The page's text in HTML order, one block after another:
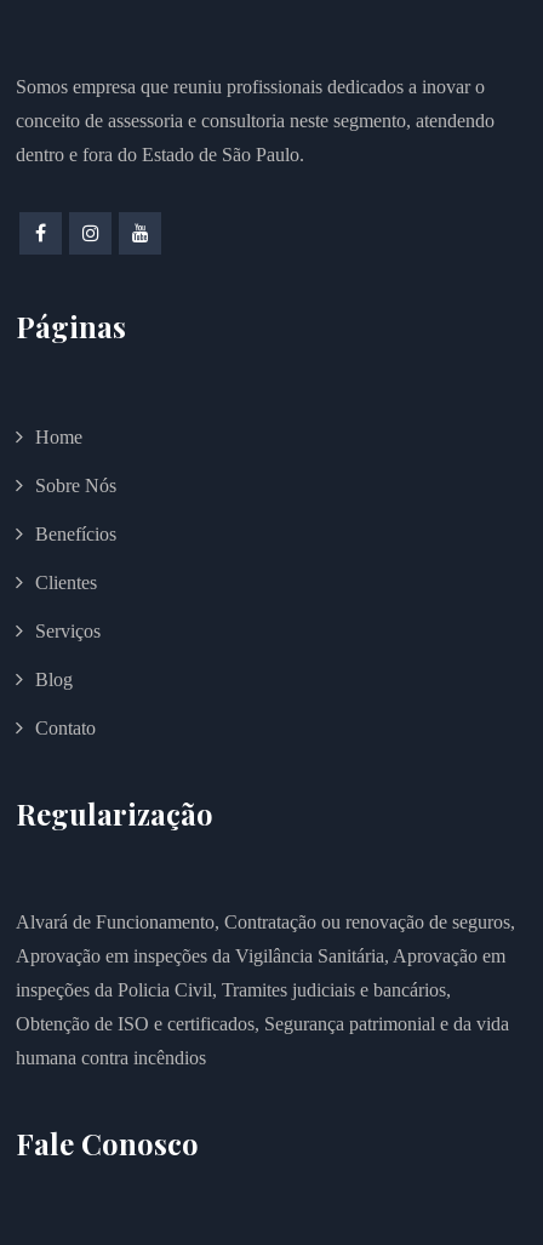
Somos empresa que reuniu profissionais dedicados a inovar o
conceito de assessoria e consultoria neste segmento, atendendo
dentro e fora do Estado de São Paulo.
Páginas
Home
Sobre Nós
Benefícios
Clientes
Serviços
Blog
Contato
Regularização
Alvará de Funcionamento,Contratação ou renovação de seguros,
Aprovação em inspeções da Vigilância Sanitária, Aprovação em
inspeções da Policia Civil,Tramites judiciais e bancários,
Obtenção de ISO e certificados, Segurança patrimonial e da vida
humana contra incêndios
Fale Conosco